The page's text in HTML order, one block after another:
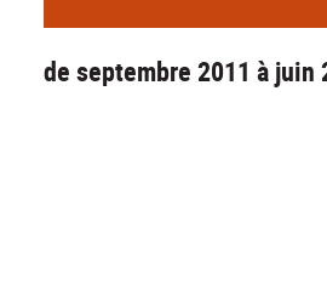
de septembre 2011 à juin